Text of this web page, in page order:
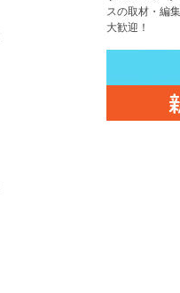
スの取材・編
大歓迎！